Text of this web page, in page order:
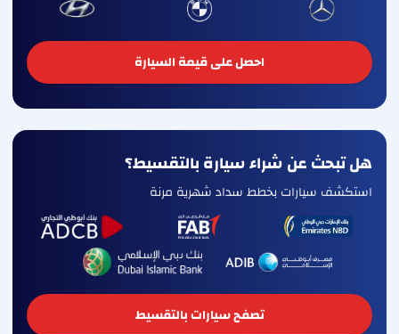
احصل على قيمة السيارة
هل تبحث عن شراء سيارة بالتقسيط؟
استكشف سيارات بخطط سداد شهرية مرنة
تصفح سيارات بالتقسيط